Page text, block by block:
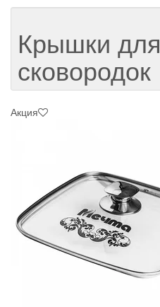
Крышки для
сковородок
Акция